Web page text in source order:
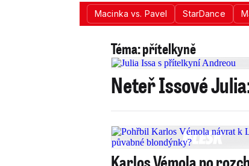
Macinka vs. Pavel StarDance
Téma: přítelkyně
Neteř Issové
Karlos Vémola po